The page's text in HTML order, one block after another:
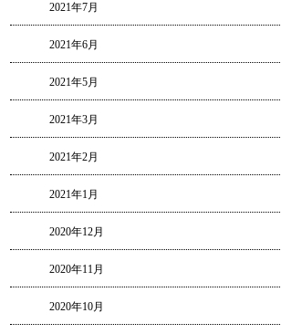
2021年7月
2021年6月
2021年5月
2021年3月
2021年2月
2021年1月
2020年12月
2020年11月
2020年10月